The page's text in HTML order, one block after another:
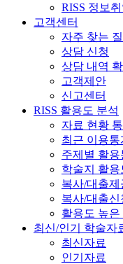
RISS 정보
고객센터
자주 찾는
상담 신청
상담 내역
고객제안
신고센터
RISS 활용도 분석
자료 현황 통
최근 이용통
주제별 활용
학술지 활용
복사/대출제
복사/대출신
활용도 높은
최신/인기 학술자
최신자료
인기자료